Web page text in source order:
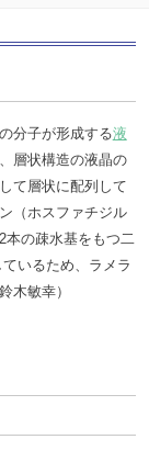
の分子が形成する液
層状構造の液晶の
て層状に配列して
（ホスファチジル
本の疎水基をもつ二
いるため、ラメラ
木敏幸）